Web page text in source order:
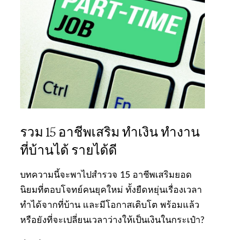
รวม 15 อาชีพเสริม ทำเงิน ทำงาน
ที่บ้านได้ รายได้ดี
บทความนี้จะพาไปสำรวจ 15 อาชีพเสริมยอด
นิยมที่ตอบโจทย์คนยุคใหม่ ทั้งยืดหยุ่นเรื่องเวลา
ทำได้จากที่บ้าน และมีโอกาสเติบโต พร้อมแล้ว
หรือยังที่จะเปลี่ยนเวลาว่างให้เป็นเงินในกระเป๋า?